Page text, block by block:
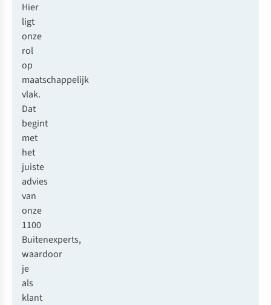
Hier
ligt
onze
rol
op
maatschappelijk
vlak.
Dat
begint
met
het
juiste
advies
van
onze
1100
Buitenexperts,
waardoor
je
als
klant